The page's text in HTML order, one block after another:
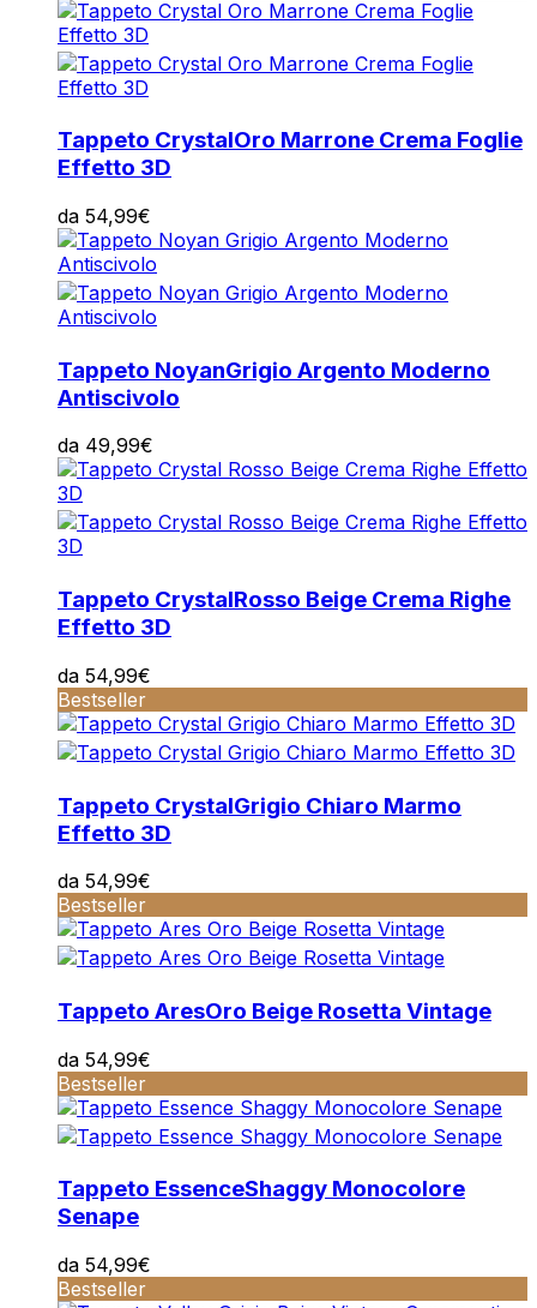
Tappeto CrystalOro Marrone Crema Foglie
Effetto 3D
da 54,99€
Tappeto NoyanGrigio Argento Moderno
Antiscivolo
da 49,99€
Tappeto CrystalRosso Beige Crema Righe
Effetto 3D
da 54,99€
Bestseller
Tappeto CrystalGrigio Chiaro Marmo
Effetto 3D
da 54,99€
Bestseller
Tappeto AresOro Beige Rosetta Vintage
da 54,99€
Bestseller
Tappeto EssenceShaggy Monocolore
Senape
da 54,99€
Bestseller